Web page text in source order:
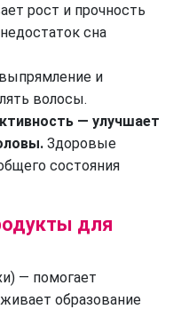
рост и прочность
сна
и
волосы.
— улучшает
Здоровые
состояния
для
— помогает
образование